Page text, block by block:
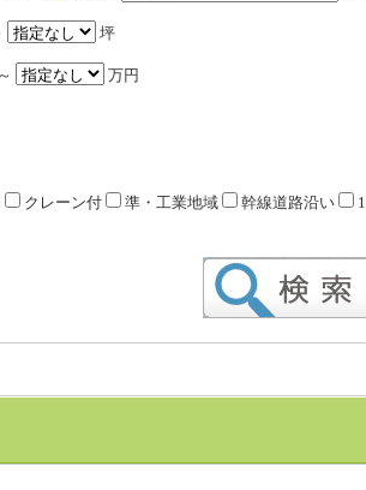
坪
万円
クレーン付 準・工業地域 幹線道路沿い
1